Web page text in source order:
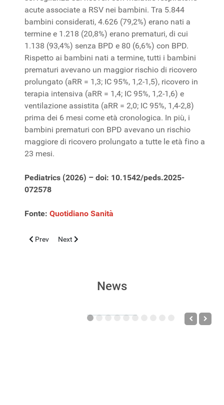
acute associate a RSV nei bambini. Tra 5.844
bambini considerati, 4.626 (79,2%) erano nati a
termine e 1.218 (20,8%) erano prematuri, di cui
1.138 (93,4%) senza BPD e 80 (6,6%) con BPD.
Rispetto ai bambini nati a termine, tutti i bambini
prematuri avevano un maggior rischio di ricovero
prolungato (aRR = 1,3; IC 95%, 1,2-1,5), ricovero in
terapia intensiva (aRR = 1,4; IC 95%, 1,2-1,6) e
ventilazione assistita (aRR = 2,0; IC 95%, 1,4-2,8)
prima dei 6 mesi come età cronologica. In più, i
bambini prematuri con BPD avevano un rischio
maggiore di ricovero prolungato a tutte le età fino a
23 mesi.
Pediatrics (2026) – doi: 10.1542/peds.2025-
072578
Fonte: Quotidiano Sanità
Previous article: POMPEI - XXX GIORNATE
Prev Next article: Virus Epstein-Barr, caratteristiche e
Next
News